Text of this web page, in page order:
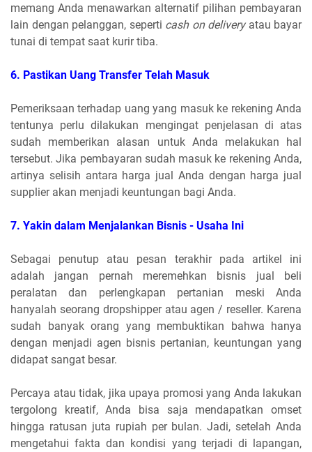
memang Anda menawarkan alternatif pilihan pembayaran
lain dengan pelanggan, seperti cash on deliveryatau bayar
tunai di tempat saat kurir tiba.
6. Pastikan Uang Transfer Telah Masuk
Pemeriksaan terhadap uang yang masuk ke rekening Anda
tentunya perlu dilakukan mengingat penjelasan di atas
sudah memberikan alasan untuk Anda melakukan hal
tersebut. Jika pembayaran sudah masuk ke rekening Anda,
artinya selisih antara harga jual Anda dengan harga jual
supplier akan menjadi keuntungan bagi Anda.
7. Yakin dalam Menjalankan Bisnis - Usaha Ini
Sebagai penutup atau pesan terakhir pada artikel ini
adalah jangan pernah meremehkan bisnis jual beli
peralatan dan perlengkapan pertanian meski Anda
hanyalah seorang dropshipper atau agen / reseller. Karena
sudah banyak orang yang membuktikan bahwa hanya
dengan menjadi agen bisnis pertanian, keuntungan yang
didapat sangat besar.
Percaya atau tidak, jika upaya promosi yang Anda lakukan
tergolong kreatif, Anda bisa saja mendapatkan omset
hingga ratusan juta rupiah per bulan. Jadi, setelah Anda
mengetahui fakta dan kondisi yang terjadi di lapangan,